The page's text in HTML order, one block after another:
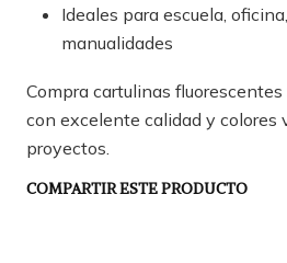
Ideales para escuela,
manualidades
Compra cartulinas
con excelente calidad y colores
proyectos.
COMPARTIR ESTE PRODUCTO